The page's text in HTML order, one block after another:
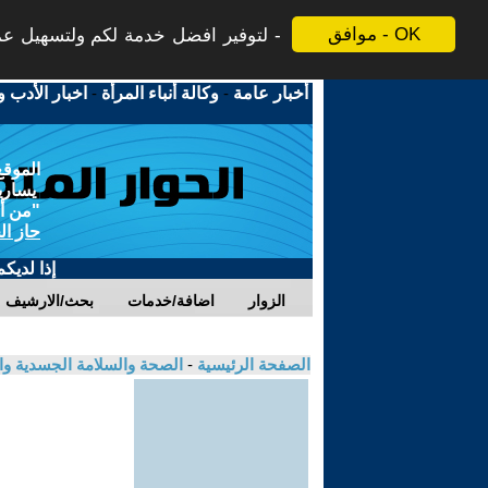
موافق - OK لتوفير افضل خدمة لكم ولتسهيل
أخبار عامة -وكالة أنباء المرأة - اخبار الأدب
"من
حاز
إذا
بحث/الارشيف اضافة/خدمات الزوار
الصفحة الرئيسية - الصحة والسلامة الجسدية